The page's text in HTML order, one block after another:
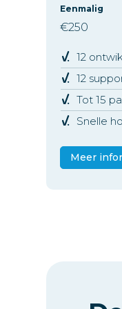
Eenmalig
€250
12
12
Tot 15
Snelle
Meer